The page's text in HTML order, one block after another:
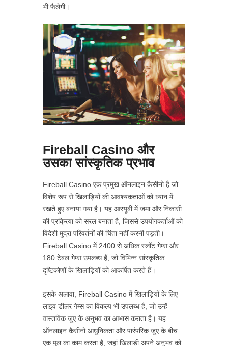
भी फैलेगी।
Fireball Casino और
उसका सांस्कृतिक प्रभाव
Fireball Casino एक प्रमुख ऑनलाइन कैसीनो है जो
विशेष रूप से खिलाड़ियों की आवश्यकताओं को ध्यान में
रखते हुए बनाया गया है। यह आरयूबी में जमा और निकासी
की प्रक्रिया को सरल बनाता है, जिससे उपयोगकर्ताओं को
विदेशी मुद्रा परिवर्तनों की चिंता नहीं करनी पड़ती।
Fireball Casino में 2400 से अधिक स्लॉट गेम्स और
180 टेबल गेम्स उपलब्ध हैं, जो विभिन्न सांस्कृतिक
दृष्टिकोणों के खिलाड़ियों को आकर्षित करते हैं।
इसके अलावा, Fireball Casino में खिलाड़ियों के लिए
लाइव डीलर गेम्स का विकल्प भी उपलब्ध है, जो उन्हें
वास्तविक जुए के अनुभव का आभास कराता है। यह
ऑनलाइन कैसीनो आधुनिकता और पारंपरिक जुए के बीच
एक पुल का काम करता है, जहां खिलाड़ी अपने अनुभव को